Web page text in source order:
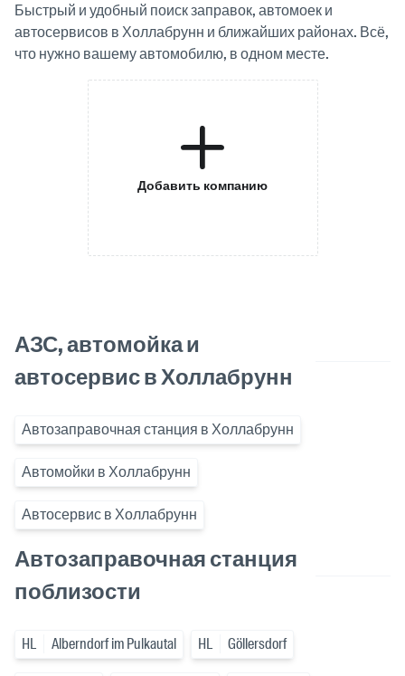
Быстрый и удобный поиск заправок, автомоек и
автосервисов в Холлабрунн и ближайших районах. Всё,
что нужно вашему автомобилю, в одном месте.
Добавить компанию
АЗС, автомойка и
автосервис в Холлабрунн
Автозаправочная станция в Холлабрунн
Автомойки в Холлабрунн
Автосервис в Холлабрунн
Автозаправочная станция
поблизости
HL Alberndorf im Pulkautal HL Göllersdorf